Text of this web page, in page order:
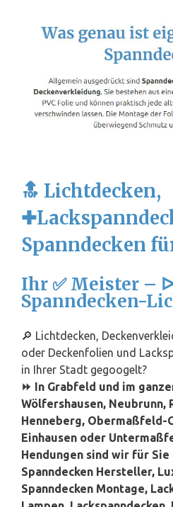
🔝 Lichtdecken,
Spanndecken
Ihr ✅ Meister – ᐅ
Spanndecken-
🔎 Lichtdecken,
oder Deckenfolien und
in Ihrer Stadt gegoogelt?
⏩ In Grabfeld und im
Wölfershausen, Neubrunn,
Henneberg, Obermaßfeld-
Einhausen oder
Hendungen sind wir für Sie
Spanndecken Hersteller,
Spanndecken Montage,